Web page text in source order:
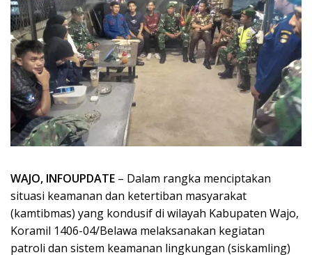
WAJO, INFOUPDATE – Dalam rangka menciptakan
situasi keamanan dan ketertiban masyarakat
(kamtibmas) yang kondusif di wilayah Kabupaten Wajo,
Koramil 1406-04/Belawa melaksanakan kegiatan
patroli dan sistem keamanan lingkungan (siskamling)